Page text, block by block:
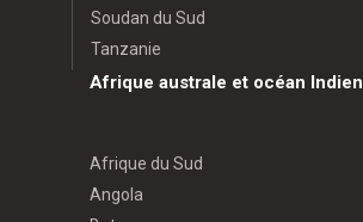
Soudan du Sud
Tanzanie
Afrique australe et océan Indien
Afrique du Sud
Angola